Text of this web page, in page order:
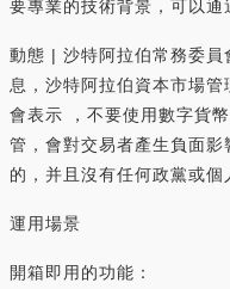
要專業的技術背景，可以通
動態 | 沙特阿拉伯常務委
息，沙特阿拉伯資本市場
會表示 ，不要使用數字貨
管，會對交易者產生負面
的，并且沒有任何政黨或
運用場景
開箱即用的功能：